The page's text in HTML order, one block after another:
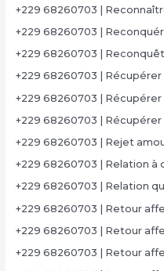
+229 68260703 |
+229 68260703 |
+229 68260703 |
+229 68260703 |
+229 68260703 |
+229 68260703 | Récupérer
+229 68260703 | Rejet
+229 68260703 | Relation à
+229 68260703 | Relation
+229 68260703 | Retour
+229 68260703 | Retour
+229 68260703 | Retour